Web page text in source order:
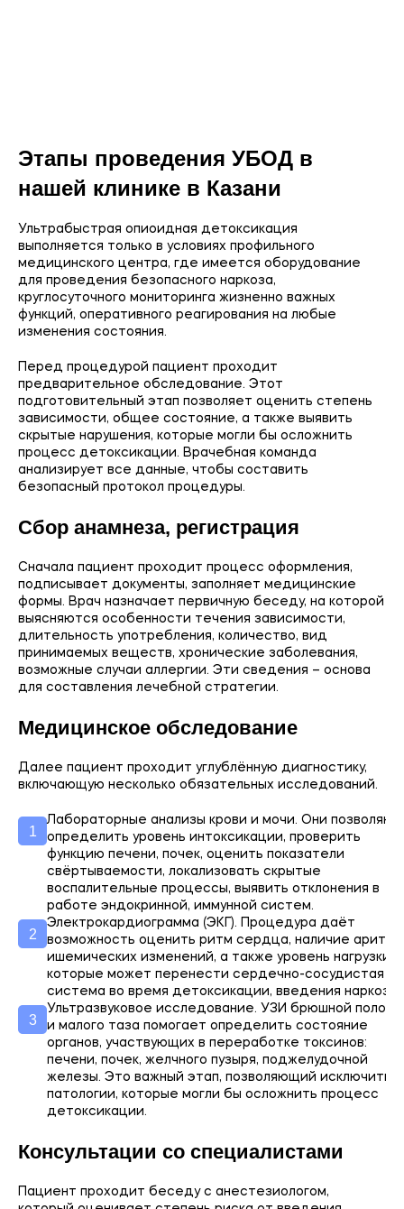
Этапы проведения УБОД в
нашей клинике в Казани
Ультрабыстрая опиоидная детоксикация
выполняется только в условиях профильного
медицинского центра, где имеется оборудование
для проведения безопасного наркоза,
круглосуточного мониторинга жизненно важных
функций, оперативного реагирования на любые
изменения состояния.
Перед процедурой пациент проходит
предварительное обследование. Этот
подготовительный этап позволяет оценить степень
зависимости, общее состояние, а также выявить
скрытые нарушения, которые могли бы осложнить
процесс детоксикации. Врачебная команда
анализирует все данные, чтобы составить
безопасный протокол процедуры.
Сбор анамнеза, регистрация
Сначала пациент проходит процесс оформления,
подписывает документы, заполняет медицинские
формы. Врач назначает первичную беседу, на которой
выясняются особенности течения зависимости,
длительность употребления, количество, вид
принимаемых веществ, хронические заболевания,
возможные случаи аллергии. Эти сведения – основа
для составления лечебной стратегии.
Медицинское обследование
Далее пациент проходит углублённую диагностику,
включающую несколько обязательных исследований.
Лабораторные анализы крови и мочи. Они позволяют
определить уровень интоксикации, проверить
функцию печени, почек, оценить показатели
свёртываемости, локализовать скрытые
воспалительные процессы, выявить отклонения в
работе эндокринной, иммунной систем.
Электрокардиограмма (ЭКГ). Процедура даёт
возможность оценить ритм сердца, наличие
ишемических изменений, а также уровень нагрузки,
которые может перенести сердечно-сосудистая
система во время детоксикации, введения наркоза.
Ультразвуковое исследование. УЗИ брюшной
и малого таза помогает определить состояние
органов, участвующих в переработке токсинов:
печени, почек, желчного пузыря, поджелудочной
железы. Это важный этап, позволяющий исключить
патологии, которые могли бы осложнить процесс
детоксикации.
Консультации со специалистами
Пациент проходит беседу с анестезиологом,